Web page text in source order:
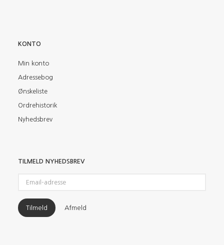
KONTO
Min konto
Adressebog
Ønskeliste
Ordrehistorik
Nyhedsbrev
TILMELD NYHEDSBREV
adresse
Tilmeld Afmeld